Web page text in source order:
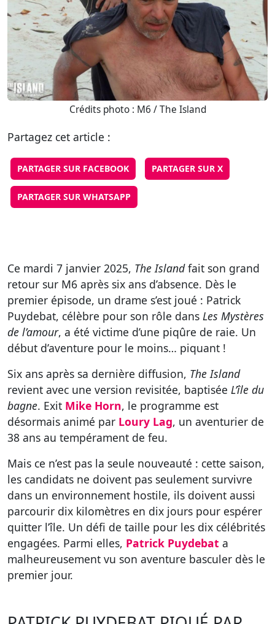
Crédits photo : M6 / The Island
Partagez cet article :
PARTAGER SUR FACEBOOK PARTAGER SUR X
PARTAGER SUR WHATSAPP
Ce mardi 7 janvier 2025, The Islandfait son grand
retour sur M6 après six ans d’absence. Dès le
premier épisode, un drame s’est joué : Patrick
Puydebat, célèbre pour son rôle dans Les Mystères
de l’amour, a été victime d’une piqûre de raie. Un
début d’aventure pour le moins… piquant !
Six ans après sa dernière diffusion, The Island
revient avec une version revisitée, baptisée L’île du
bagne. Exit Mike Horn, le programme est
désormais animé par Loury Lag, un aventurier de
38 ans au tempérament de feu.
Mais ce n’est pas la seule nouveauté : cette saison,
les candidats ne doivent pas seulement survivre
dans un environnement hostile, ils doivent aussi
parcourir dix kilomètres en dix jours pour espérer
quitter l’île. Un défi de taille pour les dix célébrités
engagées. Parmi elles, Patrick Puydebat a
malheureusement vu son aventure basculer dès le
premier jour.